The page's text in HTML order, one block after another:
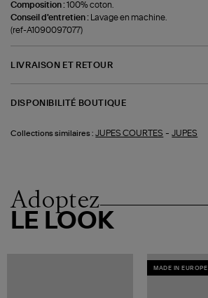
Composition :100% coton.
Conseil d'entretien : Lavage en machine.
(ref-A1090097077)
LIVRAISON ET RETOUR
DISPONIBILITÉ BOUTIQUE
Collections similaires : JUPES COURTES -JUPES
Adoptez
LE LOOK
MADE IN EUROPE